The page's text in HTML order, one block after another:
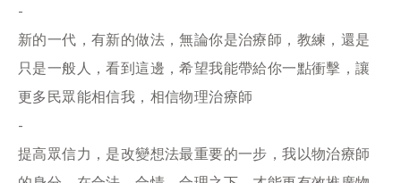
-
新的一代，有新的做法，無論你是治療師，教練，還是
只是一般人，看到這邊，希望我能帶給你一點衝擊，讓
更多民眾能相信我，相信物理治療師
-
提高眾信力，是改變想法最重要的一步，我以物治療師